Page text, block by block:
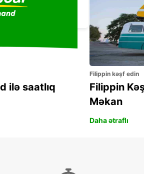
VILLA
ilə saatlıq
Filippin kəşf edin
Filippin
Məkan
Daha ətraflı